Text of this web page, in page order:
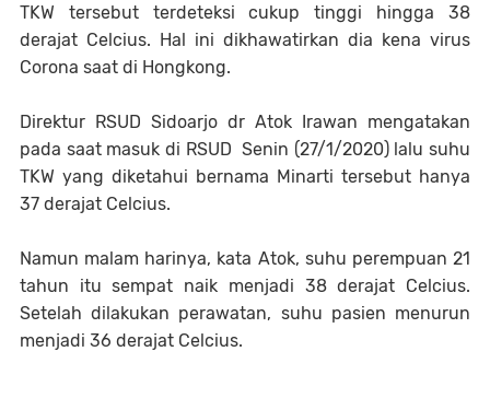
TKW tersebut terdeteksi cukup tinggi hingga 38
derajat Celcius. Hal ini dikhawatirkan dia kena virus
Corona saat di Hongkong.
Direktur RSUD Sidoarjo dr Atok Irawan mengatakan
pada saat masuk di RSUD Senin (27/1/2020) lalu suhu
TKW yang diketahui bernama Minarti tersebut hanya
37 derajat Celcius.
Namun malam harinya, kata Atok, suhu perempuan 21
tahun itu sempat naik menjadi 38 derajat Celcius.
Setelah dilakukan perawatan, suhu pasien menurun
menjadi 36 derajat Celcius.